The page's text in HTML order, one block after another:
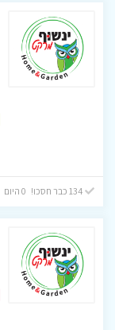
134 כבר חסכו! 0 היום